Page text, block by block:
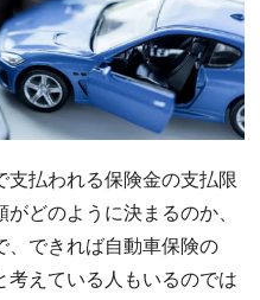
支払われる保険金の支払限
どのように決まるのか、
、できれば自動車保険の
考えている人もいるのでは